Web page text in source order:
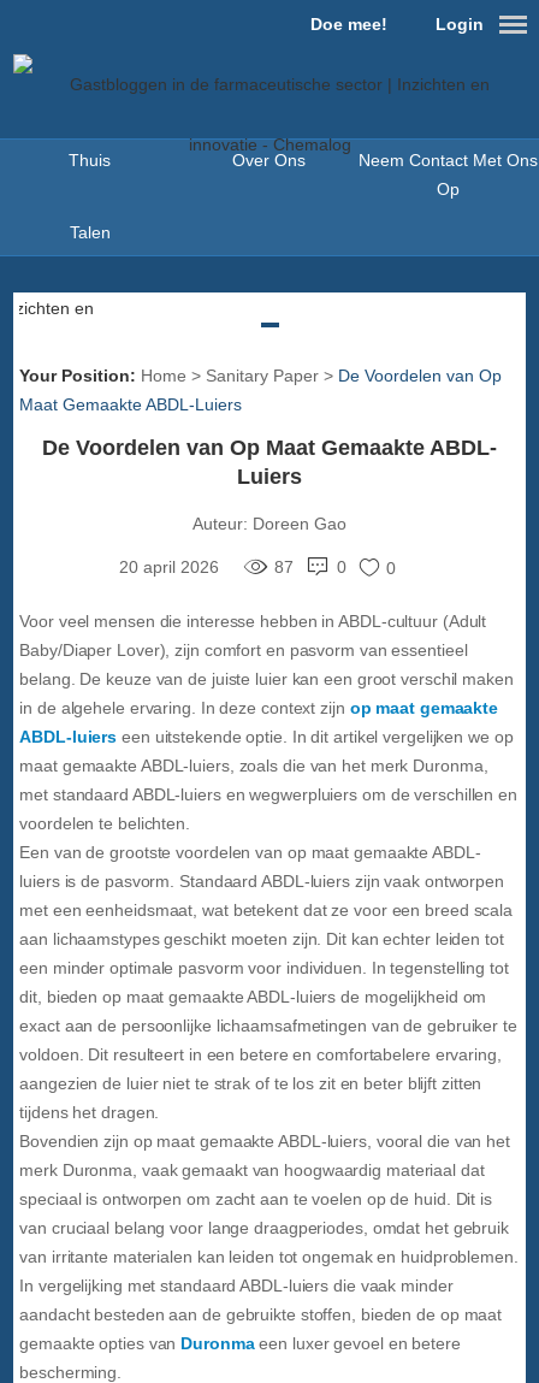
Login
Doe mee!
Thuis Over Ons
Neem Contact Met Ons
Op
Talen
Your Position: Home > Sanitary Paper > De Voordelen van Op
Maat Gemaakte ABDL-Luiers
De Voordelen van Op Maat Gemaakte ABDL-
Luiers
Auteur: Doreen Gao
20 april 2026 87 0 0
Voor veel mensen die interesse hebben in ABDL-cultuur (Adult
Baby/Diaper Lover), zijn comfort en pasvorm van essentieel
belang. De keuze van de juiste luier kan een groot verschil maken
in de algehele ervaring. In deze context zijn op maat gemaakte
ABDL-luiers een uitstekende optie. In dit artikel vergelijken we op
maat gemaakte ABDL-luiers, zoals die van het merk Duronma,
met standaard ABDL-luiers en wegwerpluiers om de verschillen en
voordelen te belichten.
Een van de grootste voordelen van op maat gemaakte ABDL-
luiers is de pasvorm. Standaard ABDL-luiers zijn vaak ontworpen
met een eenheidsmaat, wat betekent dat ze voor een breed scala
aan lichaamstypes geschikt moeten zijn. Dit kan echter leiden tot
een minder optimale pasvorm voor individuen. In tegenstelling tot
dit, bieden op maat gemaakte ABDL-luiers de mogelijkheid om
exact aan de persoonlijke lichaamsafmetingen van de gebruiker te
voldoen. Dit resulteert in een betere en comfortabelere ervaring,
aangezien de luier niet te strak of te los zit en beter blijft zitten
tijdens het dragen.
Bovendien zijn op maat gemaakte ABDL-luiers, vooral die van het
merk Duronma, vaak gemaakt van hoogwaardig materiaal dat
speciaal is ontworpen om zacht aan te voelen op de huid. Dit is
van cruciaal belang voor lange draagperiodes, omdat het gebruik
van irritante materialen kan leiden tot ongemak en huidproblemen.
In vergelijking met standaard ABDL-luiers die vaak minder
aandacht besteden aan de gebruikte stoffen, bieden de op maat
gemaakte opties van Duronmaeen luxer gevoel en betere
bescherming.